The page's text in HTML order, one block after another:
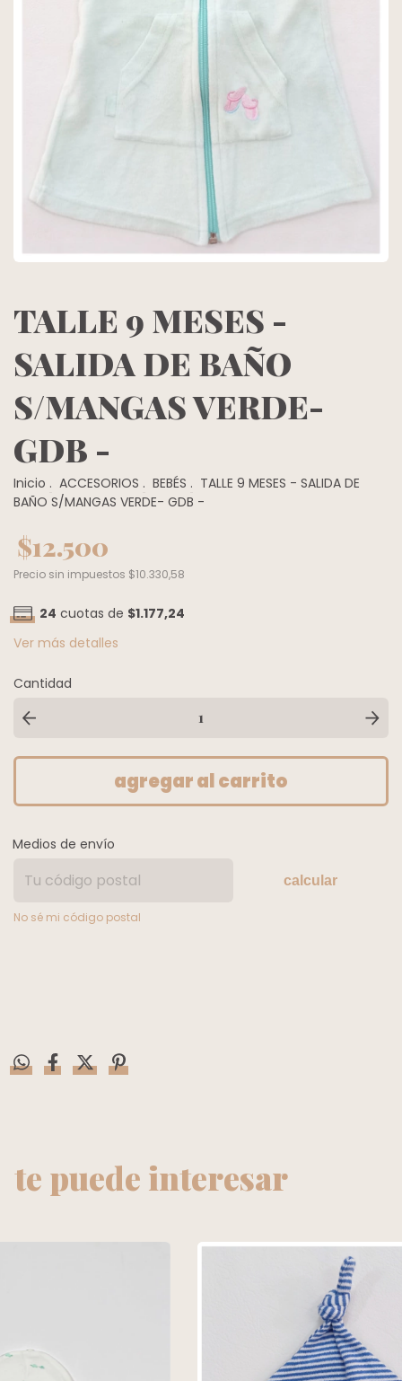
TALLE 9 MESES -
SALIDA DE BAÑO
S/MANGAS VERDE-
GDB -
Inicio . ACCESORIOS . BEBÉS . TALLE 9 MESES - SALIDA DE
BAÑO S/MANGAS VERDE- GDB -
$12.500
Precio sin impuestos $10.330,58
24 cuotas de $1.177,24
Ver más detalles
Cantidad
Medios de envío
calcular
No sé mi código postal
te puede interesar